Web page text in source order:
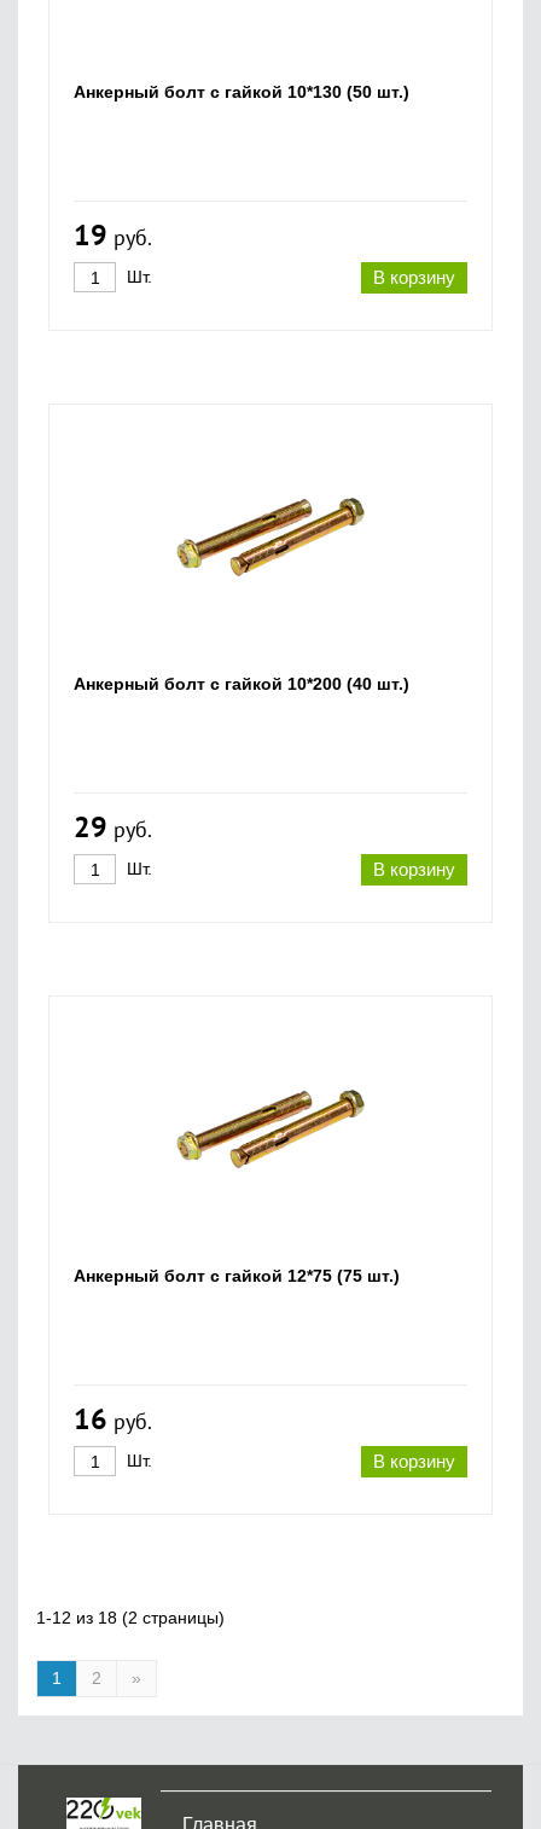
Анкерный болт с гайкой 10*130 (50 шт.)
19 руб.
В корзину
Шт.
Анкерный болт с гайкой 10*200 (40 шт.)
29 руб.
В корзину
Шт.
Анкерный болт с гайкой 12*75 (75 шт.)
16 руб.
В корзину
Шт.
1-12 из 18 (2 страницы)
1 2 »
Главная